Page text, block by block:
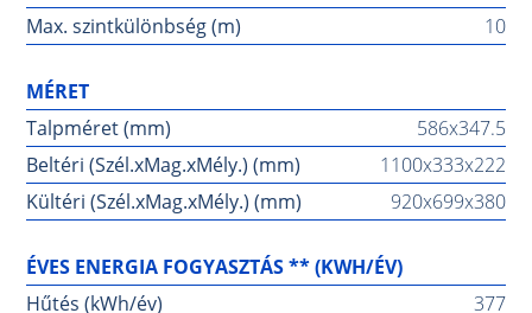
Max. szintkülönbség (m)
10
MÉRET
Talpméret (mm)
586x347.5
Beltéri (Szél.xMag.xMély.) (mm)
1100x333x222
Kültéri (Szél.xMag.xMély.) (mm)
920x699x380
ÉVES ENERGIA FOGYASZTÁS ** (KWH/ÉV)
Hűtés (kWh/év)
377